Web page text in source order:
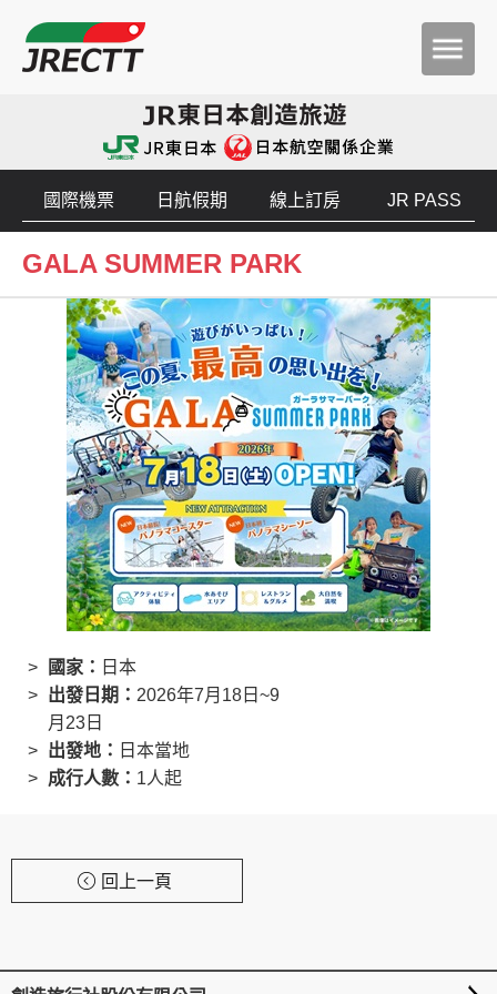
創造旅遊
國際機票 日航假期 線上訂房 JR PASS
GALA SUMMER PARK
國家： 日本
出發日期： 2026年7月18日~9
月23日
出發地： 日本當地
成行人數： 1人起
回上一頁